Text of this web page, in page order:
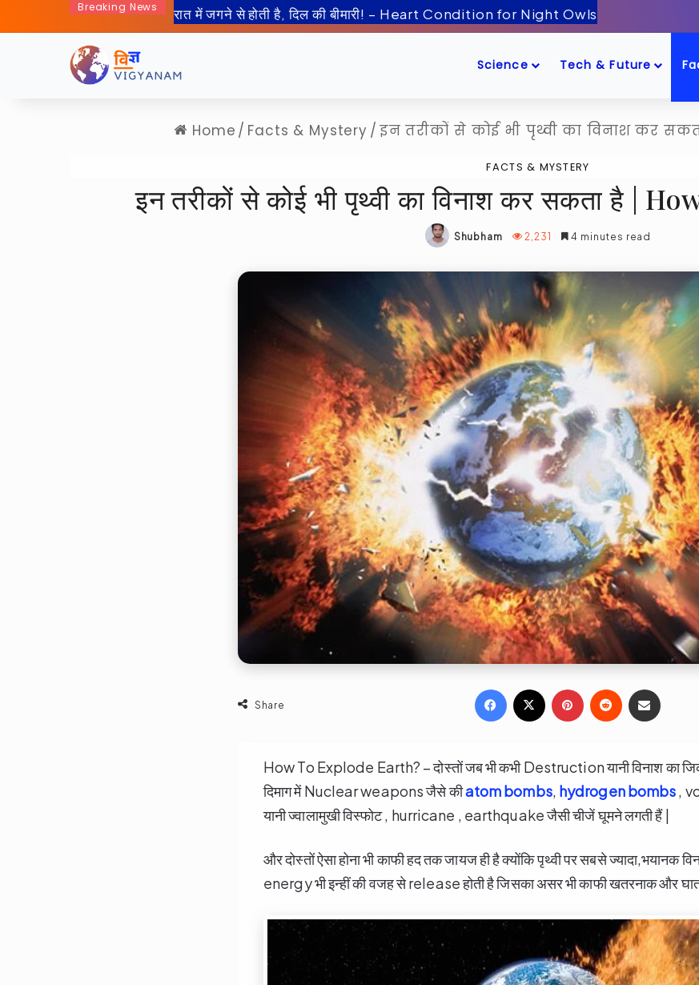
Breaking News 50 साल बाद इंसान जा रहा हैं चाँद के पास! – Artemis-2 Mission Launch
Science Tech & Future
Home / Facts & Mystery / इन तरीकों से कोई भी पृथ्वी का विनाश कर
FACTS & MYSTERY
इन तरीकों से कोई भी पृथ्वी का विनाश कर सकता है |
Shubham 2,231 4 minutes read
Share
Facebook Pinterest
Reddit
How To Explode Earth? – दोस्तों जब भी कभी Destruction यानी विनाश का
दिमाग में Nuclear weapons जैसे कीatom bombs, hydrogen bombs,
यानी ज्वालामुखी विस्फोट , hurricane , earthquake जैसी चीजें घूमने लगती हैं |
और दोस्तों ऐसा होना भी काफी हद तक जायज ही है क्योंकि पृथ्वी पर सबसे ज्यादा,भयानक
energy भी इन्हीं की वजह से release होती है जिसका असर भी काफी खतरनाक और